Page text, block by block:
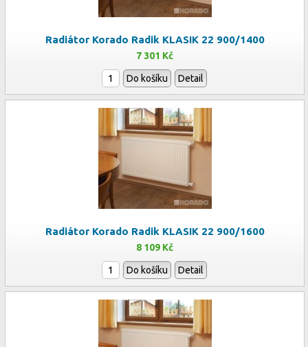
Radiátor Korado Radik KLASIK 22 900/1400
7 301 Kč
Do košíku Detail
Radiátor Korado Radik KLASIK 22 900/1600
8 109 Kč
Do košíku Detail